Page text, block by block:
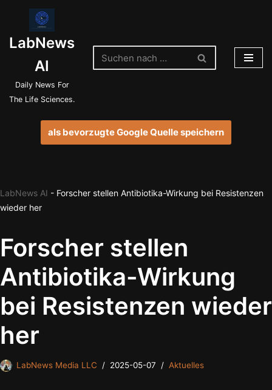
Inhalt
springen
LabNews
AI
Daily News For
The Life Sciences.
als bevorzugte Google Quelle speichern
LabNews AI - Forscher stellen Antibiotika-Wirkung bei Resistenzen
wieder her
Forscher stellen
Antibiotika-Wirkung
bei Resistenzen wieder
her
LabNews Media LLC 2025-05-07 Aktuelles